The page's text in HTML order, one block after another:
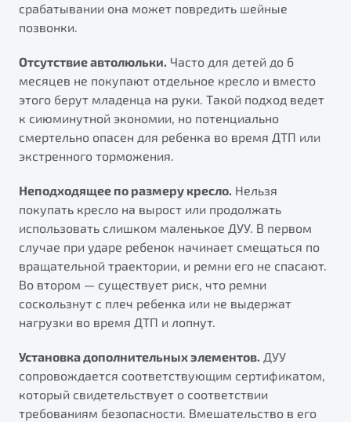
срабатывании она может повредить шейные
позвонки.
Отсутствие автолюльки. Часто для детей до 6
месяцев не покупают отдельное кресло и вместо
этого берут младенца на руки. Такой подход ведет
к сиюминутной экономии, но потенциально
смертельно опасен для ребенка во время ДТП или
экстренного торможения.
Неподходящее по размеру кресло. Нельзя
покупать кресло на вырост или продолжать
использовать слишком маленькое ДУУ. В первом
случае при ударе ребенок начинает смещаться по
вращательной траектории, и ремни его не спасают.
Во втором — существует риск, что ремни
соскользнут с плеч ребенка или не выдержат
нагрузки во время ДТП и лопнут.
Установка дополнительных элементов. ДУУ
сопровождается соответствующим сертификатом,
который свидетельствует о соответствии
требованиям безопасности. Вмешательство в его